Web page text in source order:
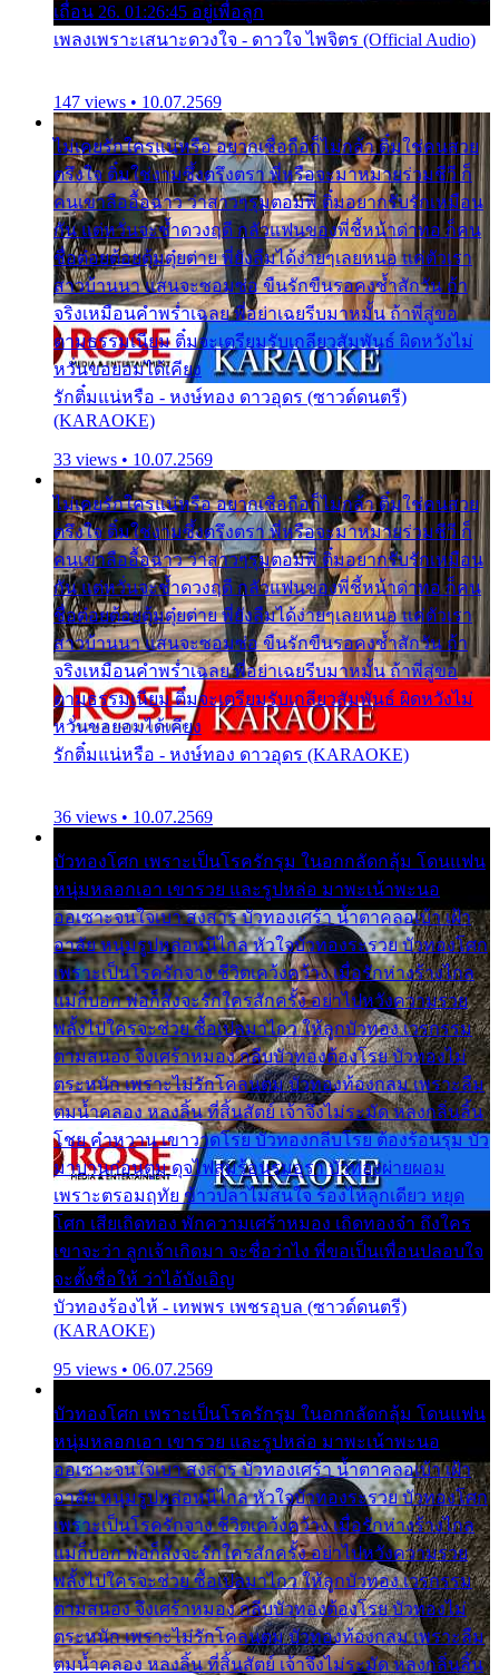
เถื่อน 26. 01:26:45 อยู่เพื่อลูก
เพลงเพราะเสนาะดวงใจ - ดาวใจ ไพจิตร (Official Audio)
147 views • 10.07.2569
ไม่เคยรักใครแน่หรือ อยากเชื่อถือก็ไม่กล้า ติ๋มใช่คนสวย
ตรึงใจ ติ๋มใช่งามซึ้งตรึงตรา พี่หรือจะมาหมายร่วมชีวี ก็
คนเขาลืออื้อฉาว ว่าสาวๆรุมตอมพี่ ติ๋มอยากรับรักเหมือน
กัน แต่หวั่นจะช้ำดวงฤดี กลัวแฟนของพี่ชี้หน้าด่าทอ ก็คน
ชื่อต๋อยต้อยตุ้มตุ๋ยต่าย พี่ยังลืมได้ง่ายๆเลยหนอ แค่ตัวเรา
สาวบ้านนา แสนจะซอมซ่อ ขืนรักขืนรอคงช้ำสักวัน ถ้า
จริงเหมือนคำพร่ำเฉลย พี่อย่าเฉยรีบมาหมั้น ถ้าพี่สู่ขอ
ตามธรรมเนียม ติ๋มจะเตรียมรับเกลียวสัมพันธ์ ผิดหวังไม่
หวั่นขอยอมได้เคียง
รักติ๋มแน่หรือ - หงษ์ทอง ดาวอุดร (ซาวด์ดนตรี)
(KARAOKE)
33 views • 10.07.2569
ไม่เคยรักใครแน่หรือ อยากเชื่อถือก็ไม่กล้า ติ๋มใช่คนสวย
ตรึงใจ ติ๋มใช่งามซึ้งตรึงตรา พี่หรือจะมาหมายร่วมชีวี ก็
คนเขาลืออื้อฉาว ว่าสาวๆรุมตอมพี่ ติ๋มอยากรับรักเหมือน
กัน แต่หวั่นจะช้ำดวงฤดี กลัวแฟนของพี่ชี้หน้าด่าทอ ก็คน
ชื่อต๋อยต้อยตุ้มตุ๋ยต่าย พี่ยังลืมได้ง่ายๆเลยหนอ แค่ตัวเรา
สาวบ้านนา แสนจะซอมซ่อ ขืนรักขืนรอคงช้ำสักวัน ถ้า
จริงเหมือนคำพร่ำเฉลย พี่อย่าเฉยรีบมาหมั้น ถ้าพี่สู่ขอ
ตามธรรมเนียม ติ๋มจะเตรียมรับเกลียวสัมพันธ์ ผิดหวังไม่
หวั่นขอยอมได้เคียง
รักติ๋มแน่หรือ - หงษ์ทอง ดาวอุดร (KARAOKE)
36 views • 10.07.2569
บัวทองโศก เพราะเป็นโรครักรุม ในอกกลัดกลุ้ม โดนแฟน
หนุ่มหลอกเอา เขารวย และรูปหล่อ มาพะเน้าพะนอ
ออเซาะจนใจเบา สงสาร บัวทองเศร้า น้ำตาคลอเบ้า เฝ้า
อาลัย หนุ่มรูปหล่อหนีไกล หัวใจบัวทองระรวย บัวทองโศก
เพราะเป็นโรครักจาง ชีวิตเคว้งคว้าง เมื่อรักห่างร้างไกล
แม่ก็บอก พ่อก็สั่งจะรักใครสักครั้ง อย่าไปหวังความรวย
พลั้งไปใครจะช่วย ซื้อเปลมาไกว ให้ลูกบัวทอง เวรกรรม
ตามสนอง จึงเศร้าหมอง กลีบบัวทองต้องโรย บัวทองไม่
ตระหนัก เพราะไม่รักโคลนตม บัวทองท้องกลม เพราะลืม
ตมน้ำคลอง หลงลิ้น ที่สิ้นสัตย์ เจ้าจึงไม่ระมัด หลงกลิ่นลิ้น
โชย คำหวาน เขาวาดโรย บัวทองกลีบโรย ต้องร้อนรุม บัว
มาบานก่อนตูม ดุจไฟสุมร้อนรุมอุรา บัวทองผ่ายผอม
เพราะตรอมฤทัย ข้าวปลาไม่สนใจ ร้องไห้ลูกเดียว หยุด
โศก เสียเถิดทอง พักความเศร้าหมอง เถิดทองจ๋า ถึงใคร
เขาจะว่า ลูกเจ้าเกิดมา จะชื่อว่าไง พี่ขอเป็นเพื่อนปลอบใจ
จะตั้งชื่อให้ ว่าไอ้บังเอิญ
บัวทองร้องไห้ - เทพพร เพชรอุบล (ซาวด์ดนตรี)
(KARAOKE)
95 views • 06.07.2569
บัวทองโศก เพราะเป็นโรครักรุม ในอกกลัดกลุ้ม โดนแฟน
หนุ่มหลอกเอา เขารวย และรูปหล่อ มาพะเน้าพะนอ
ออเซาะจนใจเบา สงสาร บัวทองเศร้า น้ำตาคลอเบ้า เฝ้า
อาลัย หนุ่มรูปหล่อหนีไกล หัวใจบัวทองระรวย บัวทองโศก
เพราะเป็นโรครักจาง ชีวิตเคว้งคว้าง เมื่อรักห่างร้างไกล
แม่ก็บอก พ่อก็สั่งจะรักใครสักครั้ง อย่าไปหวังความรวย
พลั้งไปใครจะช่วย ซื้อเปลมาไกว ให้ลูกบัวทอง เวรกรรม
ตามสนอง จึงเศร้าหมอง กลีบบัวทองต้องโรย บัวทองไม่
ตระหนัก เพราะไม่รักโคลนตม บัวทองท้องกลม เพราะลืม
ตมน้ำคลอง หลงลิ้น ที่สิ้นสัตย์ เจ้าจึงไม่ระมัด หลงกลิ่นลิ้น